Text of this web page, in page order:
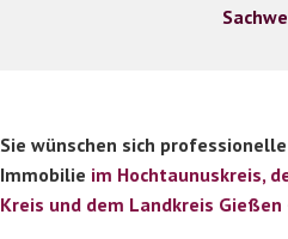
Sie wünschen sich
Immobilie im Hochtaunuskreis,
Kreis und dem Landkreis Gießen